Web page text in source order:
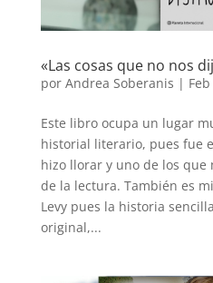
«Las cosas que no nos
por Andrea Soberanis |
Este libro ocupa un lugar
historial literario, pues fue
hizo llorar y uno de los
de la lectura. También es
Levy pues la historia
original,...